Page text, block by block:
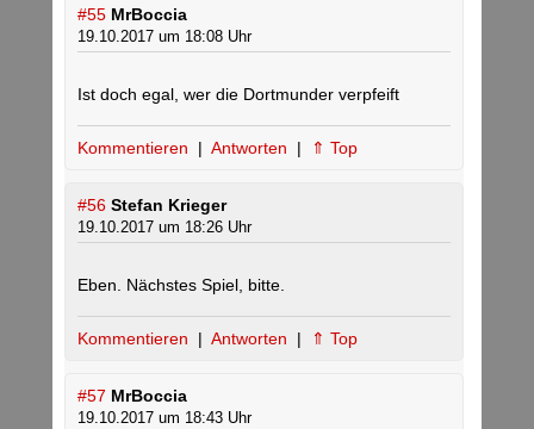
#55 MrBoccia
19.10.2017 um 18:08 Uhr
Ist doch egal, wer die Dortmunder verpfeift
Kommentieren | Antworten | ⇑ Top
#56 Stefan Krieger
19.10.2017 um 18:26 Uhr
Eben. Nächstes Spiel, bitte.
Kommentieren | Antworten | ⇑ Top
#57 MrBoccia
19.10.2017 um 18:43 Uhr